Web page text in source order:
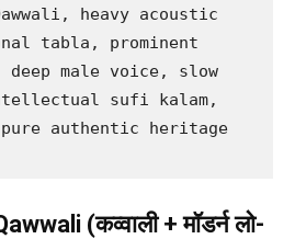
heavy acoustic
tabla, prominent
deep male voice, slow
sufi kalam,
authentic heritage
(कव्वाली + मॉडर्न लो-